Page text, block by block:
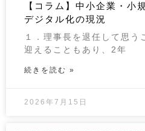
【コラム】中小企業・小
デジタル化の現況
１．理事長を退任して思
迎えることもあり、2年
続きを読む »
2026年7月15日